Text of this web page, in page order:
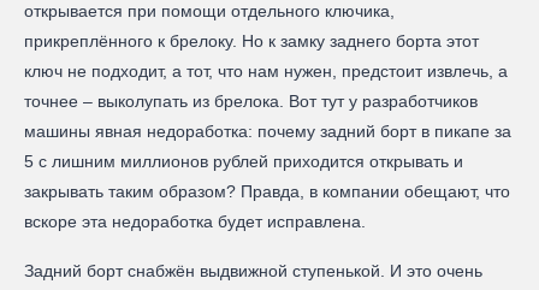
открывается при помощи отдельного ключика,
прикреплённого к брелоку. Но к замку заднего борта этот
ключ не подходит, а тот, что нам нужен, предстоит извлечь, а
точнее – выколупать из брелока. Вот тут у разработчиков
машины явная недоработка: почему задний борт в пикапе за
5 с лишним миллионов рублей приходится открывать и
закрывать таким образом? Правда, в компании обещают, что
вскоре эта недоработка будет исправлена.
Задний борт снабжён выдвижной ступенькой. И это очень